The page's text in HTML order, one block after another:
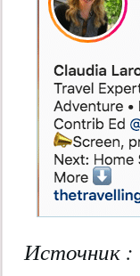
Источник :